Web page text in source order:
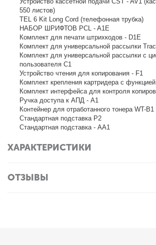
550 листов)
TEL 6 Kit Long Cord (телефонная трубка)
НАБОР ШРИФТОВ PCL - A1E
Комплект для печати штрихкодов - D1E
Комплект для универсальной рассылки
Комплект для универсальной рассылки с
пользователя C1
Устройство чтения для копирования - F1
Комплект крепления картридера с
Комплект интерфейса для контроля
Ручка доступа к АПД - A1
Контейнер для отработанного тонера WT-B1
Стандартная подставка P2
Стандартная подставка - AA1
ХАРАКТЕРИСТИКИ
ОТЗЫВЫ